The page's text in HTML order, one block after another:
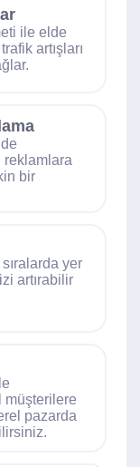
ile elde
artışları
reklamlara
bir
yer
artırabilir
müşterilere
pazarda